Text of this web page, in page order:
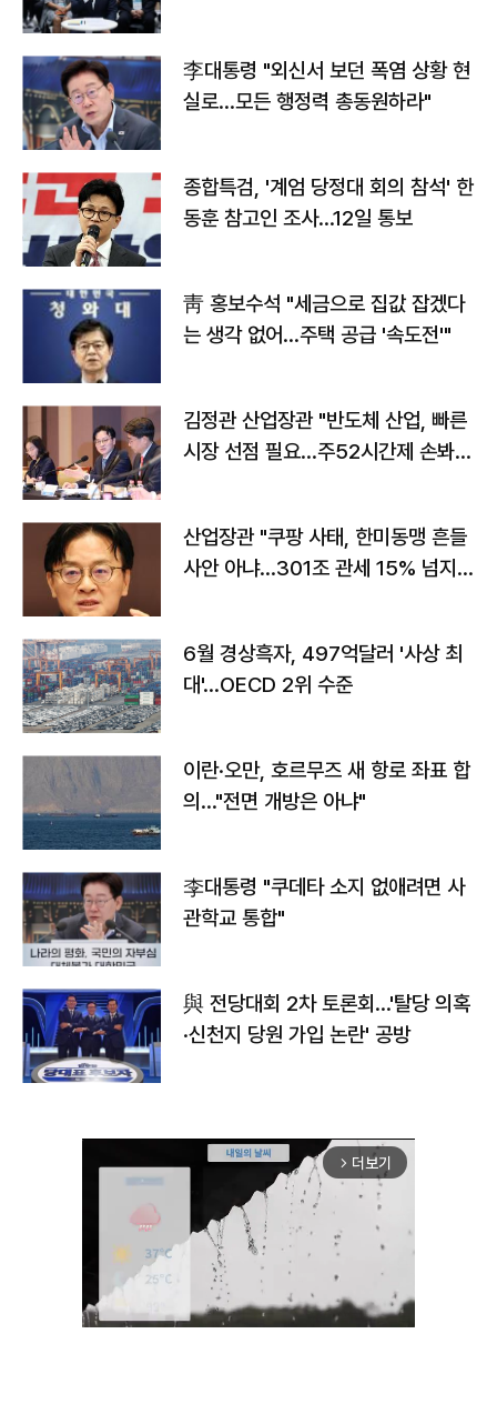
李대통령 "외신서 보던 폭염 상황 현
실로…모든 행정력 총동원하라"
종합특검, '계엄 당정대 회의 참석' 한
동훈 참고인 조사...12일 통보
靑 홍보수석 "세금으로 집값 잡겠다
는 생각 없어…주택 공급 '속도전'"
김정관 산업장관 "반도체 산업, 빠른
시장 선점 필요…주52시간제 손봐
산업장관 "쿠팡 사태, 한미동맹 흔들
사안 아냐…301조 관세 15% 넘지
6월 경상흑자, 497억달러 '사상 최
대'…OECD 2위 수준
이란·오만, 호르무즈 새 항로 좌표 합
의…"전면 개방은 아냐"
李대통령 "쿠데타 소지 없애려면 사
관학교 통합"
與 전당대회 2차 토론회…'탈당 의혹
·신천지 당원 가입 논란' 공방
arrow_forward_ios 더보기